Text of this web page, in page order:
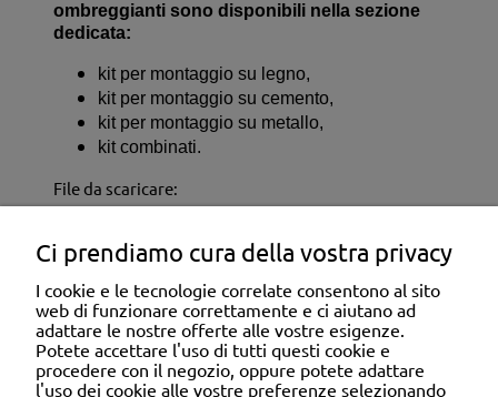
ombreggianti sono disponibili nella sezione
dedicata:
kit per montaggio su legno,
kit per montaggio su cemento,
kit per montaggio su metallo,
kit combinati.
File da scaricare:
IT_KI_STAFFE ANGOLARI IN MATERIALE
IT_KU_STAFFE ANGOLARI IN MATERIALE
ASSISTENZA CLIENTI
Ci prendiamo cura della vostra privacy
I cookie e le tecnologie correlate consentono al sito
web di funzionare correttamente e ci aiutano ad
adattare le nostre offerte alle vostre esigenze.
Potete accettare l'uso di tutti questi cookie e
procedere con il negozio, oppure potete adattare
l'uso dei cookie alle vostre preferenze selezionando